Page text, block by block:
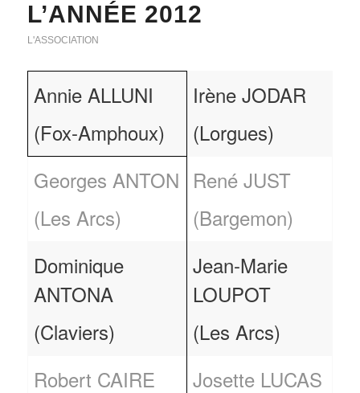
L’ANNÉE 2012
L'ASSOCIATION
Annie ALLUNI
(Fox-Amphoux)
Irène JODAR
(Lorgues)
Georges ANTON
(Les Arcs)
René JUST
(Bargemon)
Dominique
ANTONA
(Claviers)
Jean-Marie
LOUPOT
(Les Arcs)
Robert CAIRE
Josette LUCAS